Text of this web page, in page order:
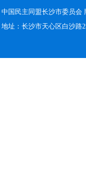
中国民主同盟长沙市委员会
地址：长沙市天心区白沙路